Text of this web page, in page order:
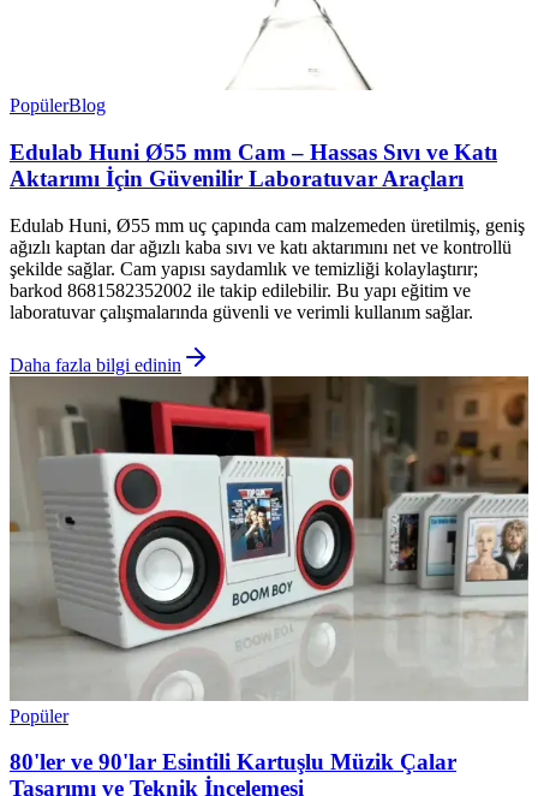
PopülerBlog
Edulab Huni Ø55 mm Cam – Hassas Sıvı ve Katı
Aktarımı İçin Güvenilir Laboratuvar Araçları
Edulab Huni, Ø55 mm uç çapında cam malzemeden üretilmiş, geniş
ağızlı kaptan dar ağızlı kaba sıvı ve katı aktarımını net ve kontrollü
şekilde sağlar. Cam yapısı saydamlık ve temizliği kolaylaştırır;
barkod 8681582352002 ile takip edilebilir. Bu yapı eğitim ve
laboratuvar çalışmalarında güvenli ve verimli kullanım sağlar.
Daha fazla bilgi edinin
Popüler
80'ler ve 90'lar Esintili Kartuşlu Müzik Çalar
Tasarımı ve Teknik İncelemesi